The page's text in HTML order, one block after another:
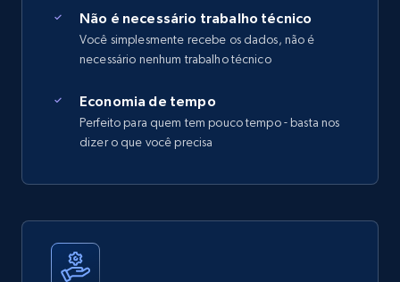
Não é necessário trabalho técnico
Você simplesmente recebe os dados, não é
necessário nenhum trabalho técnico
Economia de tempo
Perfeito para quem tem pouco tempo - basta nos
dizer o que você precisa